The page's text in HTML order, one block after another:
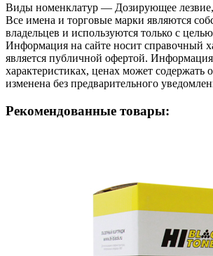
Виды номенклатур — Дозирующее
Все имена и торговые марки являются
владельцев и используются только с
Информация на сайте носит справочный
является публичной офертой. Информация
характеристиках, ценах может содержать
изменена без предварительного
Рекомендованные товары: